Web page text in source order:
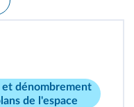
dénombrement
de l'espace